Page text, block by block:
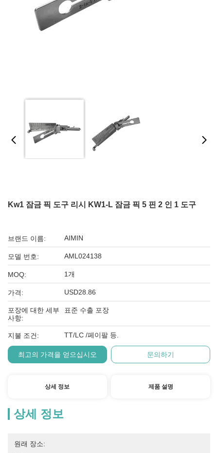
Kw1 잠금 픽 도구 리시 KW1-L 잠금 픽 5 핀 2 인 1 도구
브랜드 이름: AIMIN
모델 번호: AML024138
MOQ: 1개
가격: USD28.86
포장에 대한 세부
사항:
표준 수출 포장
지불 조건: TT/LC /페이팔 등.
최고의 가격을 얻으십시오 문의하기
상세 정보 제품 설명
상세 정보
원래 장소: